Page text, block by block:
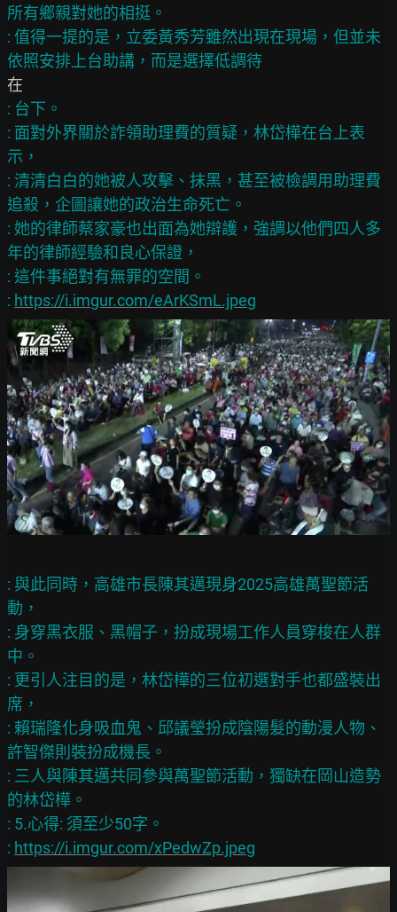
所有鄉親對她的相挺。
: 值得一提的是，立委黃秀芳雖然出現在現場，但並未
: 台下。
: 面對外界關於詐領助理費的質疑，林岱樺在台上表
示，
: 清清白白的她被人攻擊、抹黑，甚至被檢調用助理費
追殺，企圖讓她的政治生命死亡。
: 她的律師蔡家豪也出面為她辯護，強調以他們四人多
年的律師經驗和良心保證，
: 這件事絕對有無罪的空間。
: https://i.imgur.com/eArKSmL.jpeg
: 與此同時，高雄市長陳其邁現身2025高雄萬聖節活
動，
: 身穿黑衣服、黑帽子，扮成現場工作人員穿梭在人群
中。
: 更引人注目的是，林岱樺的三位初選對手也都盛裝出
席，
: 賴瑞隆化身吸血鬼、邱議瑩扮成陰陽髮的動漫人物、
許智傑則裝扮成機長。
: 三人與陳其邁共同參與萬聖節活動，獨缺在岡山造勢
的林岱樺。
: 5.心得: 須至少50字。
: https://i.imgur.com/xPedwZp.jpeg